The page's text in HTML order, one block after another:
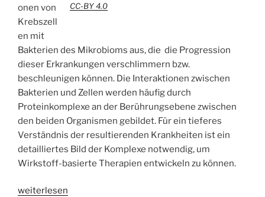
CC-BY 4.0
onen von
Krebszell
en mit
Bakterien des Mikrobioms aus, die die Progression
dieser Erkrankungen verschlimmern bzw.
beschleunigen können. Die Interaktionen zwischen
Bakterien und Zellen werden häufig durch
Proteinkomplexe an der Berührungsebene zwischen
den beiden Organismen gebildet. Für ein tieferes
Verständnis der resultierenden Krankheiten ist ein
detailliertes Bild der Komplexe notwendig, um
Wirkstoff-basierte Therapien entwickeln zu können.
„WSR058
weiterlesen